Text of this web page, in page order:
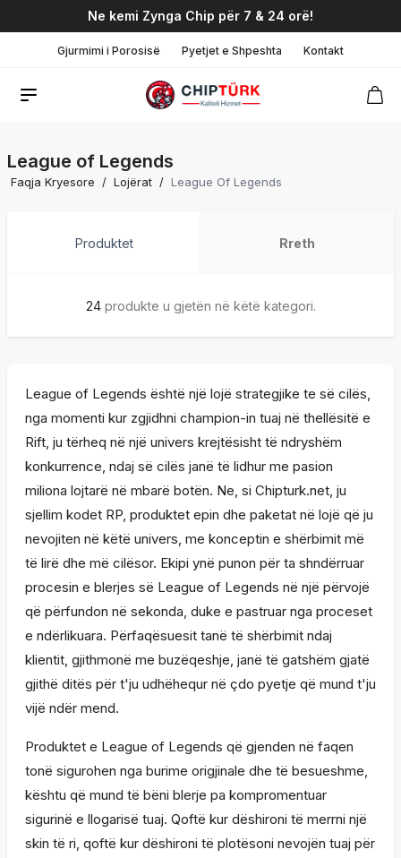
Ne kemi Zynga Chip për 7 & 24 orë!
Gjurmimi i Porosisë Pyetjet e Shpeshta Kontakt
League of Legends
Faqja Kryesore / Lojërat / League Of Legends
Produktet Rreth
24produkte u gjetën në këtë kategori.
League of Legends është një lojë strategjike te së cilës,
nga momenti kur zgjidhni champion-in tuaj në thellësitë e
Rift, ju tërheq në një univers krejtësisht të ndryshëm
konkurrence, ndaj së cilës janë të lidhur me pasion
miliona lojtarë në mbarë botën. Ne, si Chipturk.net, ju
sjellim kodet RP, produktet epin dhe paketat në lojë që ju
nevojiten në këtë univers, me konceptin e shërbimit më
të lirë dhe më cilësor. Ekipi ynë punon për ta shndërruar
procesin e blerjes së League of Legends në një përvojë
që përfundon në sekonda, duke e pastruar nga proceset
e ndërlikuara. Përfaqësuesit tanë të shërbimit ndaj
klientit, gjithmonë me buzëqeshje, janë të gatshëm gjatë
gjithë ditës për t'ju udhëhequr në çdo pyetje që mund t'ju
vijë ndër mend.
Produktet e League of Legends që gjenden në faqen
tonë sigurohen nga burime origjinale dhe të besueshme,
kështu që mund të bëni blerje pa kompromentuar
sigurinë e llogarisë tuaj. Qoftë kur dëshironi të merrni një
skin të ri, qoftë kur dëshironi të plotësoni nevojën tuaj për